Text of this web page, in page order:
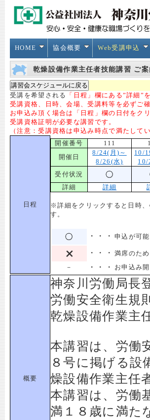
HOME 協会概要 Web受講申込
乾燥設備作業主任者技能講習 ご
受講を希望される 「日程」欄にある”詳細”
受講資格、日時、会場、受講料等を必ずご
お申込み頂く場合は「日程」欄の日付をク
受講資格証明が必要な講習です。
（注意：受講資格は申込み時点で満たして
日程
開催番号 111
開催日
8/24(月)～
8/26(水)
10/
10/
受付状況
詳細
詳細
※詳細をクリックすると日時
す。
・・・ 申込が可能
・・・ 満席のた
－
・・・ お申込み開
概要
神奈川労働局
労働安全衛生規
乾燥設備作業主
本講習は、労働
８号に掲げる設
燥設備作業主任
本講習は、労働
満１８歳に満た